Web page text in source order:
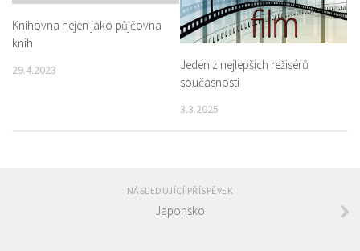
Knihovna nejen jako půjčovna
knih
29.4.2023
Jeden z nejlepších režisérů
současnosti
3.3.2025
NÁSLEDUJÍCÍ PŘÍSPĚVEK
Japonsko